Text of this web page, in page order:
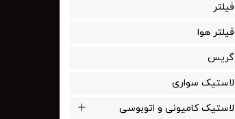
فیلتر
فیلتر هوا
گریس
لاستیک سواری
لاستیک کامیونی و اتوبوسی